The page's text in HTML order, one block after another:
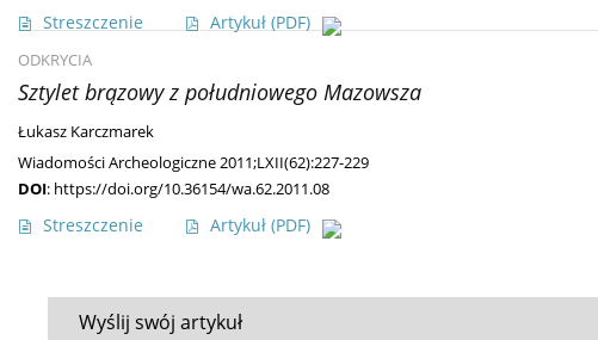
Streszczenie Artykuł (PDF)
ODKRYCIA
Sztylet brązowy z południowego Mazowsza
Łukasz Karczmarek
Wiadomości Archeologiczne 2011;LXII(62):227-229
DOI: https://doi.org/10.36154/wa.62.2011.08
Streszczenie Artykuł (PDF)
Wyślij swój artykuł